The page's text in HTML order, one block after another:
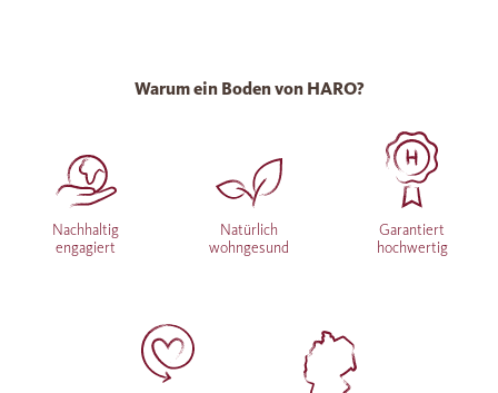
Warum ein Boden von HARO?
Nachhaltig
engagiert
Natürlich
wohngesund
Garantiert
hochwertig